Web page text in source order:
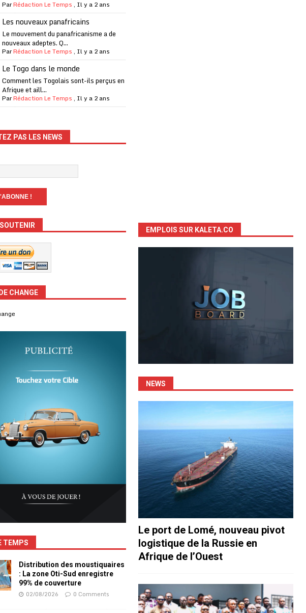
monde
ParRédaction Le Temps , Il y a 2 ans
Les nouveaux panafricains
Le mouvement du panafricanisme a de
nouveaux adeptes. Q...
ParRédaction Le Temps , Il y a 2 ans
Le Togo dans le monde
Comment les Togolais sont-ils perçus en
Afrique et aill...
ParRédaction Le Temps , Il y a 2 ans
PAS LES NEWS
CHANGE
TEMPS
Distribution des moustiquaires
: La zone Oti-Sud enregistre
99% de couverture
02/08/2026 0 Comments
EMPLOIS SUR KALETA.CO
NEWS
Le port de Lomé, nouveau pivot
logistique de la Russie en
Afrique de l’Ouest